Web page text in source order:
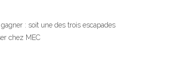
: soit une des trois escapades
chez MEC